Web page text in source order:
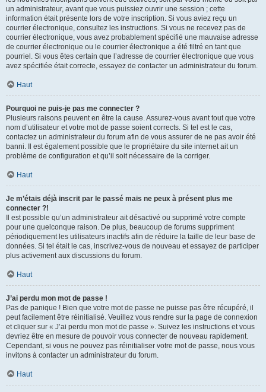
un administrateur, avant que vous puissiez ouvrir une session ; cette
information était présente lors de votre inscription. Si vous aviez reçu un
courrier électronique, consultez les instructions. Si vous ne recevez pas de
courrier électronique, vous avez probablement spécifié une mauvaise adresse
de courrier électronique ou le courrier électronique a été filtré en tant que
pourriel. Si vous êtes certain que l’adresse de courrier électronique que vous
avez spécifiée était correcte, essayez de contacter un administrateur du forum.
Haut
Pourquoi ne puis-je pas me connecter ?
Plusieurs raisons peuvent en être la cause. Assurez-vous avant tout que votre
nom d’utilisateur et votre mot de passe soient corrects. Si tel est le cas,
contactez un administrateur du forum afin de vous assurer de ne pas avoir été
banni. Il est également possible que le propriétaire du site internet ait un
problème de configuration et qu’il soit nécessaire de la corriger.
Haut
Je m’étais déjà inscrit par le passé mais ne peux à présent plus me
connecter ?!
Il est possible qu’un administrateur ait désactivé ou supprimé votre compte
pour une quelconque raison. De plus, beaucoup de forums suppriment
périodiquement les utilisateurs inactifs afin de réduire la taille de leur base de
données. Si tel était le cas, inscrivez-vous de nouveau et essayez de participer
plus activement aux discussions du forum.
Haut
J’ai perdu mon mot de passe !
Pas de panique ! Bien que votre mot de passe ne puisse pas être récupéré, il
peut facilement être réinitialisé. Veuillez vous rendre sur la page de connexion
et cliquer sur « J’ai perdu mon mot de passe ». Suivez les instructions et vous
devriez être en mesure de pouvoir vous connecter de nouveau rapidement.
Cependant, si vous ne pouvez pas réinitialiser votre mot de passe, nous vous
invitons à contacter un administrateur du forum.
Haut